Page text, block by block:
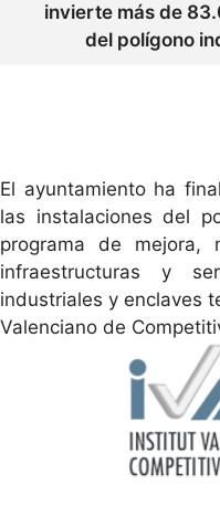
invierte más de
del polígono
El ayuntamiento ha
las instalaciones del
programa de mejora,
infraestructuras y
industriales y enclaves
Valenciano de